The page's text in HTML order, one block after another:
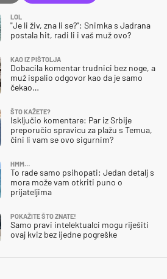
LOL
"Je li živ, zna li se?": Snimka s Jadrana
postala hit, radi li i vaš muž ovo?
KAO IZ PIŠTOLJA
Dobacila komentar trudnici bez noge, a
muž ispalio odgovor kao da je samo
čekao…
ŠTO KAŽETE?
Isključio komentare: Par iz Srbije
preporučio spravicu za plažu s Temua,
čini li vam se ovo sigurnim?
HMM…
To rade samo psihopati: Jedan detalj s
mora može vam otkriti puno o
prijateljima
POKAŽITE ŠTO ZNATE!
Samo pravi intelektualci mogu riješiti
ovaj kviz bez ijedne pogreške